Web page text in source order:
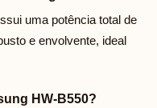
uma potência total de
e envolvente, ideal
HW-B550?